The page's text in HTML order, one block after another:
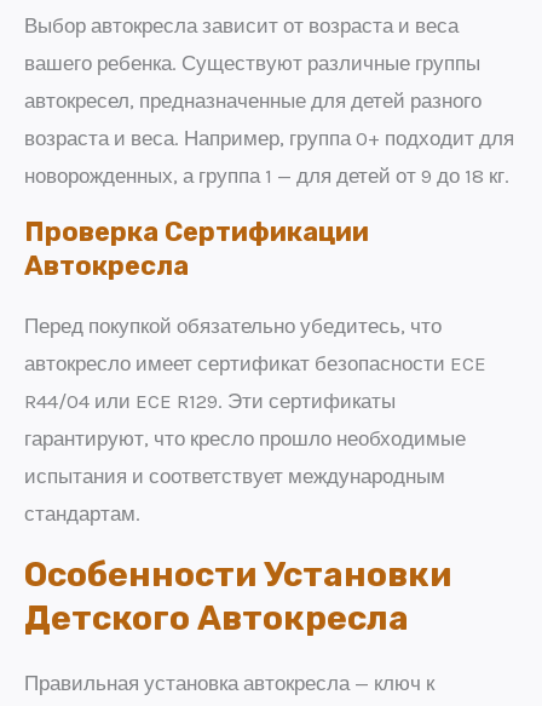
Выбор автокресла зависит от возраста и веса
вашего ребенка. Существуют различные группы
автокресел, предназначенные для детей разного
возраста и веса. Например, группа 0+ подходит для
новорожденных, а группа 1 — для детей от 9 до 18 кг.
Проверка Сертификации
Автокресла
Перед покупкой обязательно убедитесь, что
автокресло имеет сертификат безопасности ECE
R44/04 или ECE R129. Эти сертификаты
гарантируют, что кресло прошло необходимые
испытания и соответствует международным
стандартам.
Особенности Установки
Детского Автокресла
Правильная установка автокресла — ключ к